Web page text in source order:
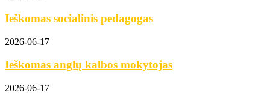
Ieškomas socialinis pedagogas
2026-06-17
Ieškomas anglų kalbos mokytojas
2026-06-17